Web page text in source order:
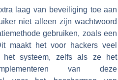
laag van beveiliging toe aan
niet alleen zijn wachtwoord
gebruiken, zoals een
maakt het voor hackers veel
het systeem, zelfs als ze het
van deze